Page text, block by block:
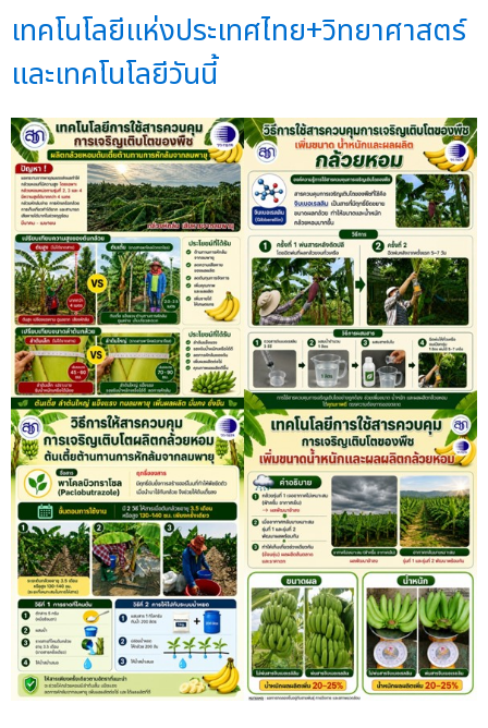
เทคโนโลยีแห่งประเทศไทย+วิทยาศาสตร์
และเทคโนโลยีวันนี้